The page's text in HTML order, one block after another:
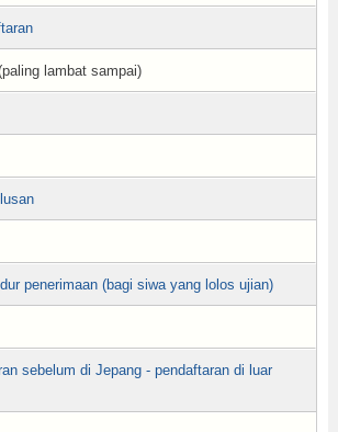
lambat sampai)
penerimaan (bagi siwa yang lolos ujian)
sebelum di Jepang - pendaftaran di luar